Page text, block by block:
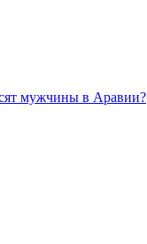
мужчины в Аравии?